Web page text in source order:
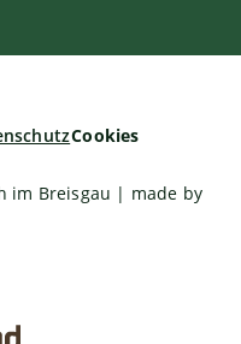
Cookies
im Breisgau | made by